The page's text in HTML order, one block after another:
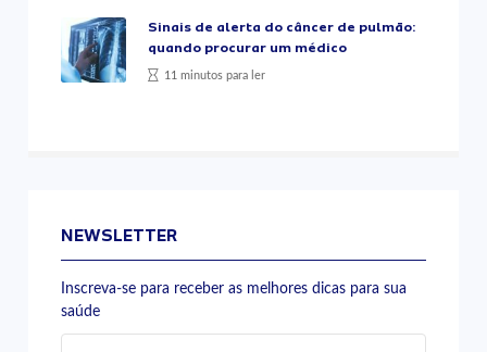
Sinais de alerta do câncer de pulmão:
quando procurar um médico
11 minutos para ler
NEWSLETTER
Inscreva-se para receber as melhores dicas para sua
saúde